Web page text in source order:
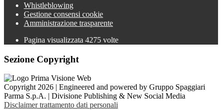
Whistleblowing
Gestione consensi cookie
Amministrazione trasparente
Pagina visualizzata 4275 volte
Sezione Copyright
Copyright 2026 | Engineered and powered by Gruppo Spaggiari
Parma S.p.A. | Divisione Publishing & New Social Media
Disclaimer trattamento dati personali